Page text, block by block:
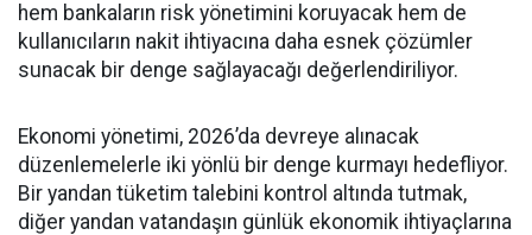
hem bankaların risk yönetimini koruyacak hem de
kullanıcıların nakit ihtiyacına daha esnek çözümler
sunacak bir denge sağlayacağı değerlendiriliyor.
Ekonomi yönetimi, 2026’da devreye alınacak
düzenlemelerle iki yönlü bir denge kurmayı hedefliyor.
Bir yandan tüketim talebini kontrol altında tutmak,
diğer yandan vatandaşın günlük ekonomik ihtiyaçlarına